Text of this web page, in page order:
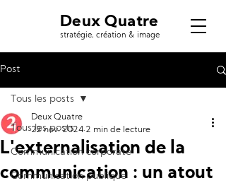
Deux Quatre
stratégie, création & image
Post
Tous les posts
Communication corporate
Communication publique
Tous les posts
L'externalisation de la
communication : un atout
Deux Quatre
22 nov. 2024 2 min de lecture